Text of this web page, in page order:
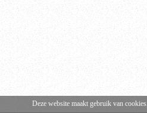
Deze website maakt gebruik van cookies.